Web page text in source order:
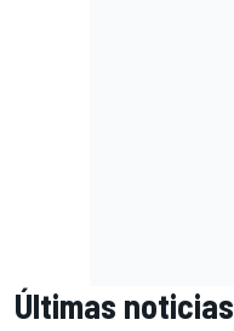
Últimas noticias